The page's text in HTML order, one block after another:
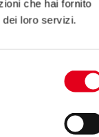
che hai fornito
dei loro servizi.